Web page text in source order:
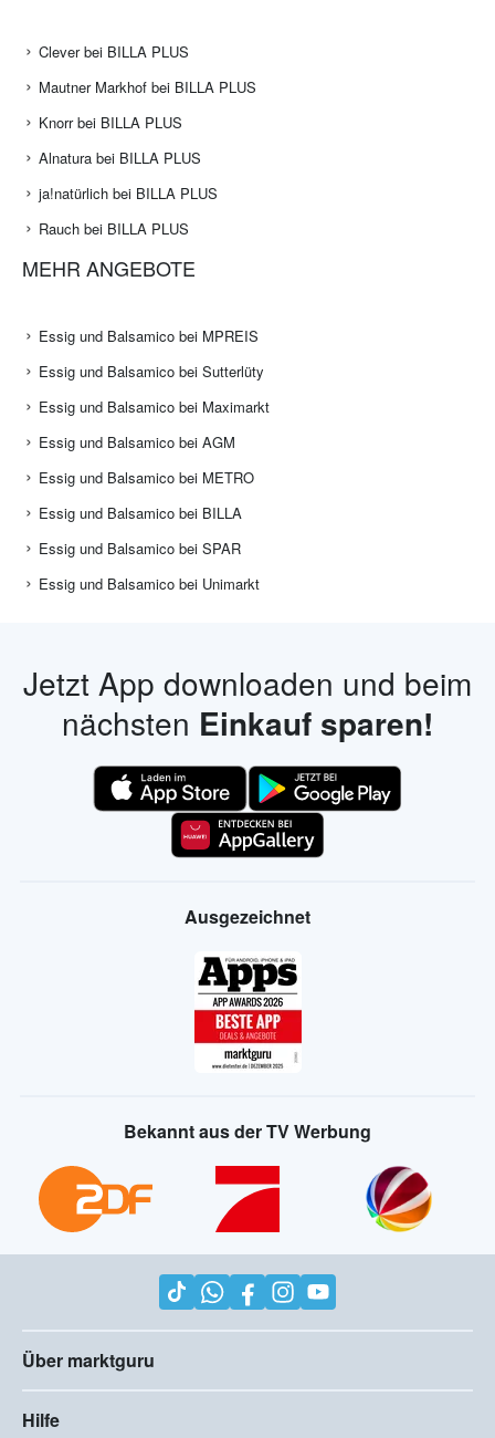
Clever bei BILLA PLUS
Mautner Markhof bei BILLA PLUS
Knorr bei BILLA PLUS
Alnatura bei BILLA PLUS
ja!natürlich bei BILLA PLUS
Rauch bei BILLA PLUS
MEHR ANGEBOTE
Essig und Balsamico bei MPREIS
Essig und Balsamico bei Sutterlüty
Essig und Balsamico bei Maximarkt
Essig und Balsamico bei AGM
Essig und Balsamico bei METRO
Essig und Balsamico bei BILLA
Essig und Balsamico bei SPAR
Essig und Balsamico bei Unimarkt
Jetzt App downloaden und beim
nächsten Einkauf sparen!
Ausgezeichnet
Bekannt aus der TV Werbung
Über marktguru
Hilfe